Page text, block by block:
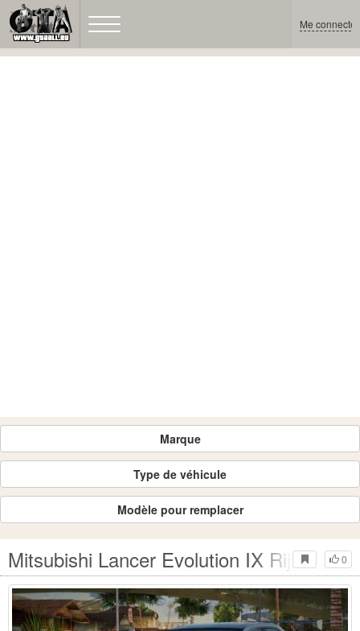
Me connecter
Marque
Type de véhicule
Modèle pour remplacer
0
Mitsubishi Lancer Evolution IX Rijol